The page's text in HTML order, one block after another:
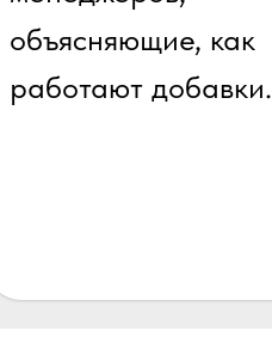
объясняющие, как
работают добавки.